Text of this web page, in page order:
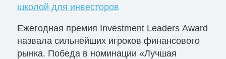
школой для инвесторов
Ежегодная премия Investment Leaders Award
назвала сильнейших игроков финансового
рынка. Победа в номинации «Лучшая